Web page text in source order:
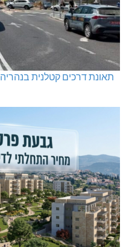
תאונת דרכים קטלנית בנהריה